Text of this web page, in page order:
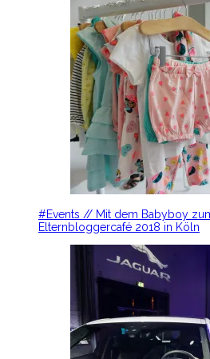
#Events // Mit dem Babyboy
Elternbloggercafé 2018 in Köln